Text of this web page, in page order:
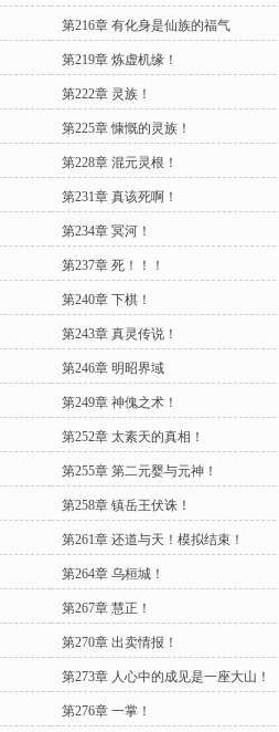
第216章 有化身是仙族的福气
第219章 炼虚机缘！
第222章 灵族！
第225章 慷慨的灵族！
第228章 混元灵根！
第231章 真该死啊！
第234章 冥河！
第237章 死！！！
第240章 下棋！
第243章 真灵传说！
第246章 明昭界域
第249章 神傀之术！
第252章 太素天的真相！
第255章 第二元婴与元神！
第258章 镇岳王伏诛！
第261章 还道与天！模拟结束！
第264章 乌桓城！
第267章 慧正！
第270章 出卖情报！
第273章 人心中的成见是一座大山！
第276章 一掌！